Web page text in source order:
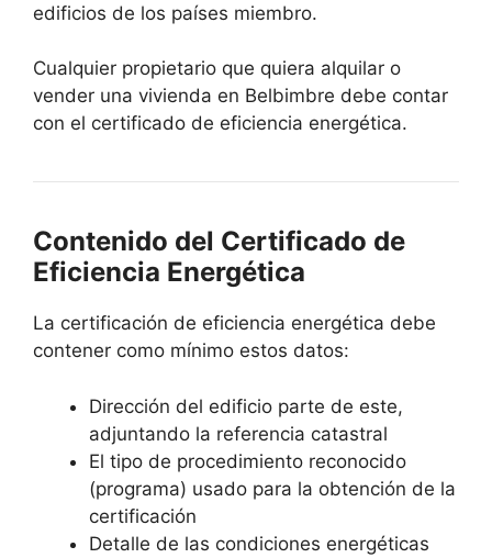
edificios de los países miembro.
Cualquier propietario que quiera alquilar o
vender una vivienda en Belbimbre debe contar
con el certificado de eficiencia energética.
Contenido del Certificado de
Eficiencia Energética
La certificación de eficiencia energética debe
contener como mínimo estos datos:
Dirección del edificio parte de este,
adjuntando la referencia catastral
El tipo de procedimiento reconocido
(programa) usado para la obtención de la
certificación
Detalle de las condiciones energéticas